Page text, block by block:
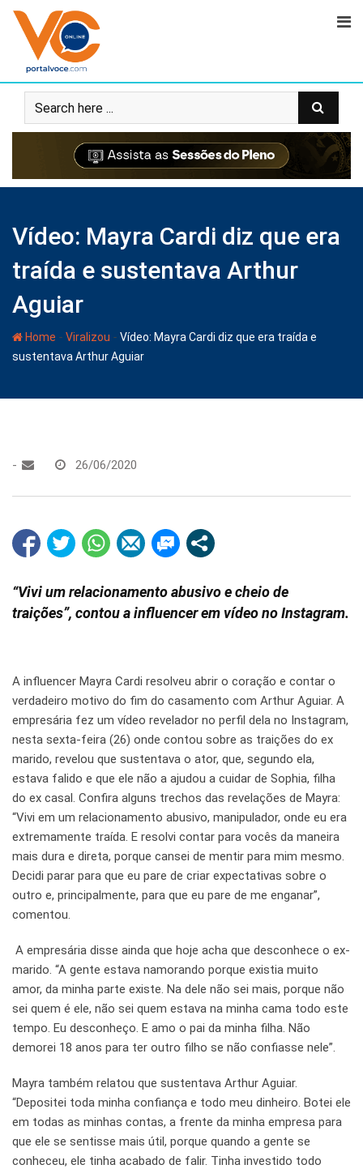
Vídeo: Mayra Cardi diz que era
traída e sustentava Arthur
Aguiar
Home - Viralizou - Vídeo: Mayra Cardi diz que era traída e
sustentava Arthur Aguiar
- 26/06/2020
“Vivi um relacionamento abusivo e cheio de
traições”, contou a influencer em vídeo no Instagram.
A influencer Mayra Cardi resolveu abrir o coração e contar o
verdadeiro motivo do fim do casamento com Arthur Aguiar. A
empresária fez um vídeo revelador no perfil dela no Instagram,
nesta sexta-feira (26) onde contou sobre as traições do ex
marido, revelou que sustentava o ator, que, segundo ela,
estava falido e que ele não a ajudou a cuidar de Sophia, filha
do ex casal. Confira alguns trechos das revelações de Mayra:
“Vivi em um relacionamento abusivo, manipulador, onde eu era
extremamente traída. E resolvi contar para vocês da maneira
mais dura e direta, porque cansei de mentir para mim mesmo.
Decidi parar para que eu pare de criar expectativas sobre o
outro e, principalmente, para que eu pare de me enganar”,
comentou.
A empresária disse ainda que hoje acha que desconhece o ex-
marido. “A gente estava namorando porque existia muito
amor, da minha parte existe. Na dele não sei mais, porque não
sei quem é ele, não sei quem estava na minha cama todo este
tempo. Eu desconheço. E amo o pai da minha filha. Não
demorei 18 anos para ter outro filho se não confiasse nele”.
Mayra também relatou que sustentava Arthur Aguiar.
“Depositei toda minha confiança e todo meu dinheiro. Botei ele
em todas as minhas contas, a frente da minha empresa para
que ele se sentisse mais útil, porque quando a gente se
conheceu, ele tinha acabado de falir. Tinha investido todo